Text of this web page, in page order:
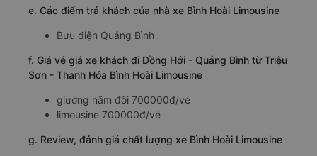
e. Các điểm trả khách của nhà xe Bình Hoài Limousine
Bưu điện Quảng Bình
f. Giá vé giá xe khách đi Đồng Hới - Quảng Bình từ Triệu
Sơn - Thanh Hóa Bình Hoài Limousine
giường nằm đôi 700000đ/vé
limousine 700000đ/vé
g. Review, đánh giá chất lượng xe Bình Hoài Limousine